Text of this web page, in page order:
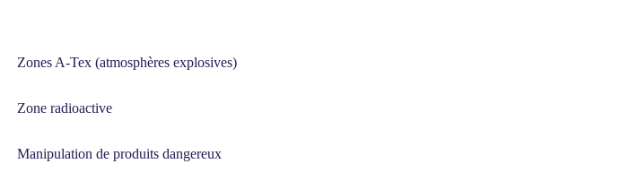
Zones A-Tex (atmosphères explosives)
Zone radioactive
Manipulation de produits dangereux